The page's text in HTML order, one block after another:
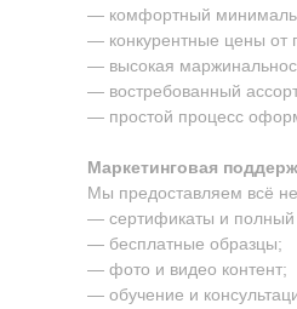
— комфортный
— конкурентные цены от
— высокая
— востребованный
— простой процесс
Маркетинговая
Мы предоставляем всё
— сертификаты и полный
— бесплатные образцы;
— фото и видео контент;
— обучение и